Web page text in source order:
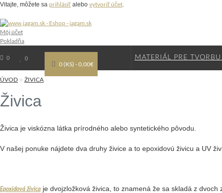
Vitajte, môžete sa prihlásiť alebo vytvoriť účet.
Môj účet
Pokladňa
0 0
0 (KS) - 0,00€
MATERIÁL PRE
ÚVOD » ŽIVICA
Živica
Živica je viskózna látka prírodného alebo syntetického pôvodu.
V našej ponuke nájdete dva druhy živice a to epoxidovú živicu a UV
Epoxidová živica je dvojzložková živica, to znamená že sa skladá z